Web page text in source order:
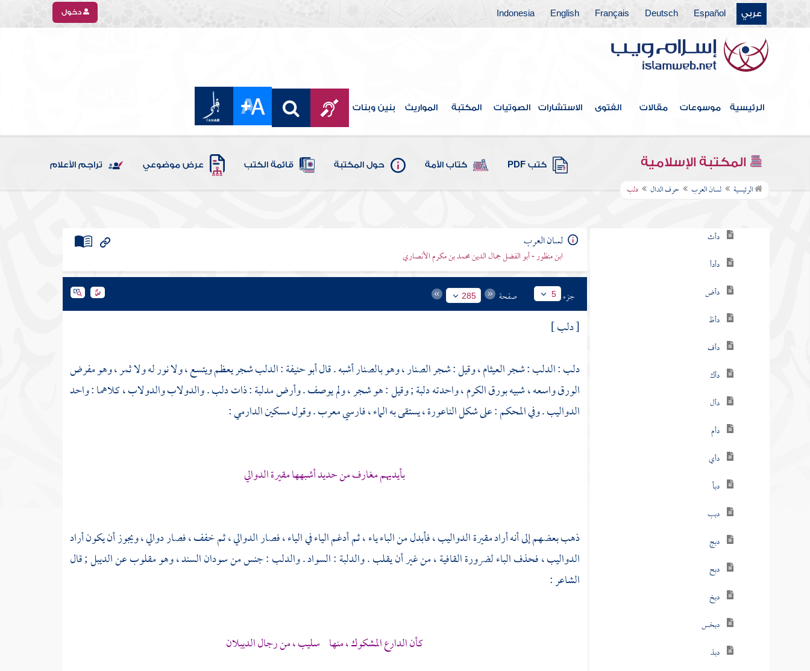
عربي Español
Deutsch
Français
English
Indonesia دخول
الرئيسية موسوعات مقالات الفتوى الاستشارات الصوتيات المكتبة المواريث بنين وبنات
المكتبة الإسلامية كتب PDF كتاب الأمة حول المكتبة قائمة الكتب عرض موضوعي تراجم الأعلام
الرئيسية لسان العرب حرف الدال دلب
حرف الباء
حرف التاء
حرف الثاء
حرف الجيم
حرف الحاء
حرف الخاء
حرف الدال
دأث
دأدأ
دأض
دأظ
دأف
دأك
دأل
دأم
دأي
دبأ
دبب
دبج
دبح
دبخ
دبخس
دبذ
لسان العرب
ابن منظور - أبو الفضل جمال الدين محمد بن مكرم الأنصاري
جزء 5 صفحة 285
[ دلب ]
دلب : الدلب : شجر العيثام ، وقيل : شجر الصنار ، وهو بالصنار أشبه . قالأبو حنيفة: الدلب شجر يعظم ويتسع ، ولا نور له ولا ثمر ، وهو مفرض
الورق واسعه ، شبيه بورق الكرم ، واحدته دلبة ; وقيل : هو شجر ، ولم يوصف . وأرض مدلبة : ذات دلب . والدولاب والدولاب ، كلاهما : واحد
الدواليب . وفي المحكم : على شكل الناعورة ، يستقى به الماء ، فارسي معرب . وقولمسكين الدارمي:
بأيديهم مغارف من حديد أشبهها مقيرة الدوالي
ذهب بعضهم إلى أنه أراد مقيرة الدواليب ، فأبدل من الباء ياء ، ثم أدغم الياء في الياء ، فصار الدوالي ، ثم خفف ، فصار دوالي ، ويجوز أن يكون أراد
الدواليب ، فحذف الباء لضرورة القافية ، من غير أن يقلب . والدلبة : السواد . والدلب : جنس من سودان السند ، وهو مقلوب عن الديبل ; قال
الشاعر :
كأن الدارع المشكوك ، منها سليب ، من رجال الديبلان